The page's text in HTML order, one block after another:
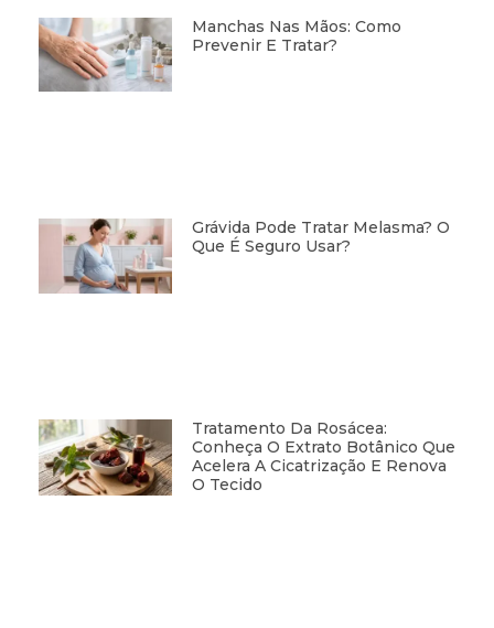
Manchas Nas Mãos: Como
Prevenir E Tratar?
Grávida Pode Tratar Melasma? O
Que É Seguro Usar?
Tratamento Da Rosácea:
Conheça O Extrato Botânico Que
Acelera A Cicatrização E Renova
O Tecido